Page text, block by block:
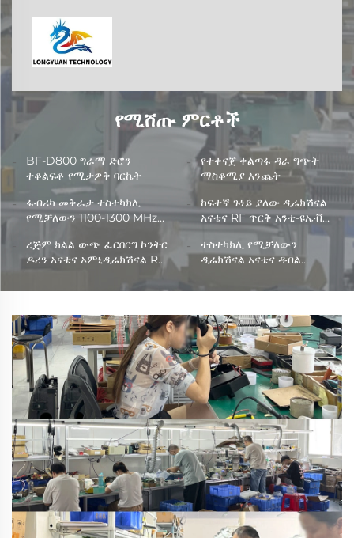
የሚሸጡ ምርቶች
BF-D800 ግራማ ድሮን
ተቆልፍቶ የሚታዎቅ ባርኬት
የተቀናጀ ቀልጣፋ ዳራ ግጭት
ማስቆሚያ እንጨት
ፋብሪካ መቅራታ ተስተካክሊ
የሚቻለውን 1100-1300 MHz
600mm*32mm RF
ኦምኒዲሬክሽናል ፈርበርግ ጥርቅ
ከፍተኛ ጉነይ ያለው ዲሬክሽናል
አናቴና RF ጥርቅ አንቲ-ዩኤቭ
900-5.8G የራዲዮ መቆራረጫ
ለዩኤቪ ምልክት ቢሎች ድግግሞሽ
መፈለጊያ
ረጅም ክልል ውጭ ፈርበርግ ኮንትር
ዶረን አናቴና ኦምኒዲሬክሽናል RF
ተስተካክሊ የሚቻለውን
ዲሬክሽናል አናቴና ዳብል
ፖላራይዘሽን ውጭ ሰባት-ፓርት
250-2550MHz ፈሳሽ
ዲሬይቨር ሞጁሎች